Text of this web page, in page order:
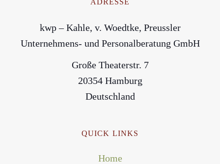
ADRESSE
kwp – Kahle, v. Woedtke, Preussler
Unternehmens- und Personalberatung GmbH
Große Theaterstr. 7
20354 Hamburg
Deutschland
QUICK LINKS
Home